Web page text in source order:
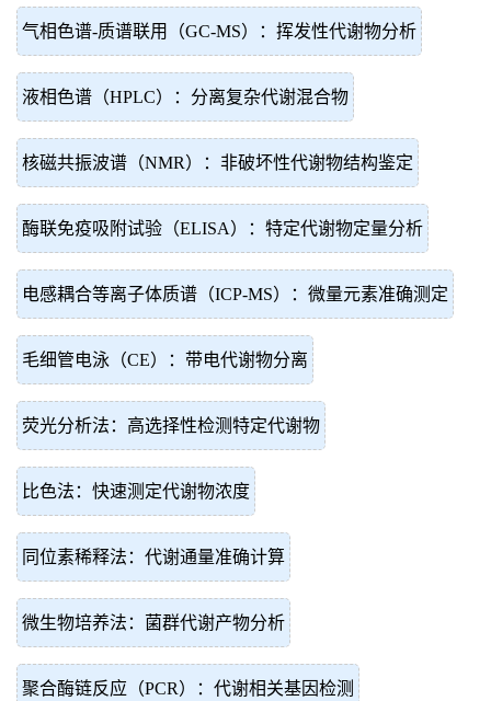
气相色谱-质谱联用（GC-MS）：挥发性代谢物分析
液相色谱（HPLC）：分离复杂代谢混合物
核磁共振波谱（NMR）：非破坏性代谢物结构鉴定
酶联免疫吸附试验（ELISA）：特定代谢物定量分析
电感耦合等离子体质谱（ICP-MS）：微量元素准确测定
毛细管电泳（CE）：带电代谢物分离
荧光分析法：高选择性检测特定代谢物
比色法：快速测定代谢物浓度
同位素稀释法：代谢通量准确计算
微生物培养法：菌群代谢产物分析
聚合酶链反应（PCR）：代谢相关基因检测